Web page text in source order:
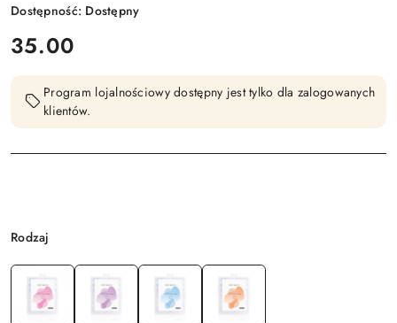
Dostępność: Dostępny
cena:
35.00
Program lojalnościowy dostępny jest tylko dla zalogowanych
klientów.
Wariant
Rodzaj